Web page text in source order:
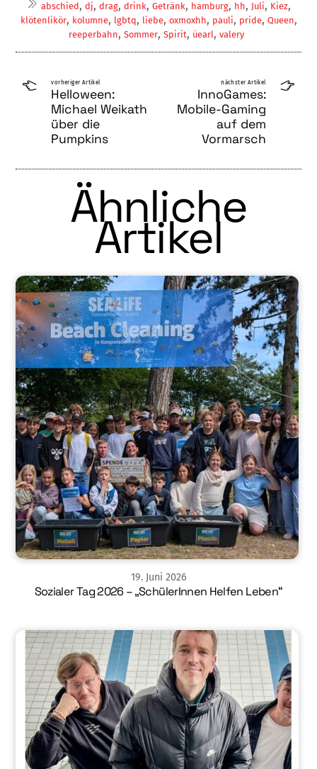
abschied, dj, drag, drink, Getränk, hamburg, hh, Juli, Kiez,
klötenlikör, kolumne, lgbtq, liebe, oxmoxhh, pauli, pride, Queen,
reeperbahn, Sommer, Spirit, üearl, valery
vorheriger Artikel
Helloween:
Michael Weikath
über die
Pumpkins
nächster Artikel
InnoGames:
Mobile-Gaming
auf dem
Vormarsch
Ähnliche
Artikel
19. Juni 2026
Sozialer Tag 2026 – „SchülerInnen Helfen Leben“